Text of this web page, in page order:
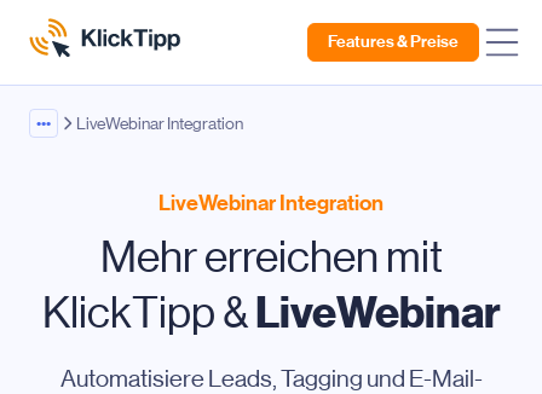
Features & Preise
••• LiveWebinar Integration
LiveWebinar Integration
Mehr erreichen mit
KlickTipp &LiveWebinar
Automatisiere Leads, Tagging und E-Mail-